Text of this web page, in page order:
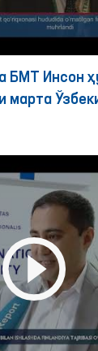
БМТ Инсон
марта